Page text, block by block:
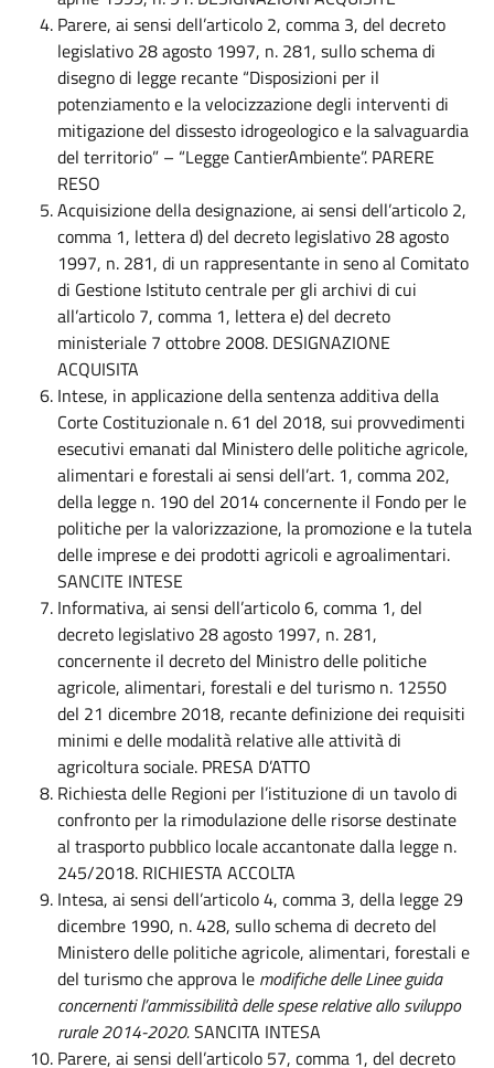
Parere, ai sensi dell’articolo 2, comma 3, del decreto
legislativo 28 agosto 1997, n. 281, sullo schema di
disegno di legge recante “Disposizioni per il
potenziamento e la velocizzazione degli interventi di
mitigazione del dissesto idrogeologico e la salvaguardia
del territorio” – “Legge CantierAmbiente”. PARERE
RESO
Acquisizione della designazione, ai sensi dell’articolo 2,
comma 1, lettera d) del decreto legislativo 28 agosto
1997, n. 281, di un rappresentante in seno al Comitato
di Gestione Istituto centrale per gli archivi di cui
all’articolo 7, comma 1, lettera e) del decreto
ministeriale 7 ottobre 2008. DESIGNAZIONE
ACQUISITA
Intese, in applicazione della sentenza additiva della
Corte Costituzionale n. 61 del 2018, sui provvedimenti
esecutivi emanati dal Ministero delle politiche agricole,
alimentari e forestali ai sensi dell’art. 1, comma 202,
della legge n. 190 del 2014 concernente il Fondo per le
politiche per la valorizzazione, la promozione e la tutela
delle imprese e dei prodotti agricoli e agroalimentari.
SANCITE INTESE
Informativa, ai sensi dell’articolo 6, comma 1, del
decreto legislativo 28 agosto 1997, n. 281,
concernente il decreto del Ministro delle politiche
agricole, alimentari, forestali e del turismo n. 12550
del 21 dicembre 2018, recante definizione dei requisiti
minimi e delle modalità relative alle attività di
agricoltura sociale. PRESA D’ATTO
Richiesta delle Regioni per l’istituzione di un tavolo di
confronto per la rimodulazione delle risorse destinate
al trasporto pubblico locale accantonate dalla legge n.
245/2018. RICHIESTA ACCOLTA
Intesa, ai sensi dell’articolo 4, comma 3, della legge 29
dicembre 1990, n. 428, sullo schema di decreto del
Ministero delle politiche agricole, alimentari, forestali e
del turismo che approva le modifiche delle Linee guida
concernenti l’ammissibilità delle spese relative allo sviluppo
rurale 2014-2020.SANCITA INTESA
Parere, ai sensi dell’articolo 57, comma 1, del decreto